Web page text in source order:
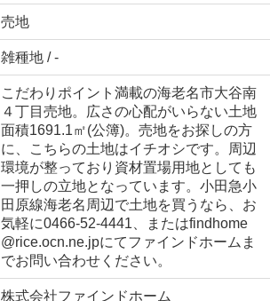
売地
雑種地 / -
こだわりポイント満載の海老名市大谷南
４丁目売地。広さの心配がいらない土地
面積1691.1㎡(公簿)。売地をお探しの方
に、こちらの土地はイチオシです。周辺
環境が整っており資材置場用地としても
一押しの立地となっています。小田急小
田原線海老名周辺で土地を買うなら、お
気軽に0466-52-4441、またはfindhome
@rice.ocn.ne.jpにてファインドホームま
でお問い合わせください。
株式会社ファインドホーム